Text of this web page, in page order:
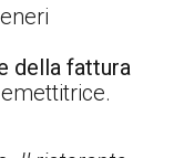
della fattura